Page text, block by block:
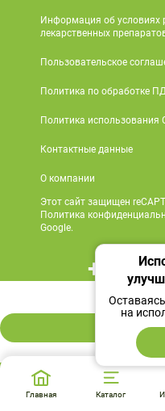
2
В
Информация об условиях
лекарственных
Пользовательское
Политика по обработке
Политика использования
Контактные данные
О компании
Этот сайт защищен
Политика
Google.
+7
Мы в
Главная Каталог
на